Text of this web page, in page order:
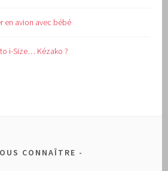
en avion avec bébé
i-Size… Kézako ?
CONNAÎTRE